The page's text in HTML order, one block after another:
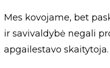
Mes kovojame, bet
ir savivaldybė negali
apgailestavo skaitytoja.